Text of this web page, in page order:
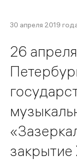
30 апреля 2019
26
закрытие